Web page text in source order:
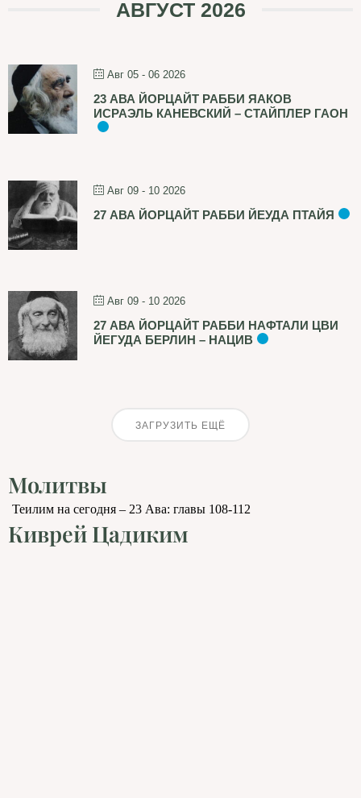
АВГУСТ 2026
Авг 05 - 06 2026
23 АВА ЙОРЦАЙТ РАББИ ЯАКОВ
ИСРАЭЛЬ КАНЕВСКИЙ – СТАЙПЛЕР ГАОН
Авг 09 - 10 2026
27 АВА ЙОРЦАЙТ РАББИ ЙЕУДА ПТАЙЯ
Авг 09 - 10 2026
27 АВА ЙОРЦАЙТ РАББИ НАФТАЛИ ЦВИ
ЙЕГУДА БЕРЛИН – НАЦИВ
ЗАГРУЗИТЬ ЕЩЁ
Молитвы
Теилим на сегодня – 23 Ава: главы 108-112
Киврей Цадиким